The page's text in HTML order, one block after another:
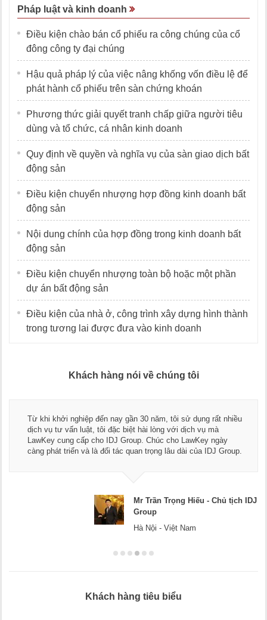
Pháp luật và kinh doanh
Điều kiện chào bán cổ phiếu ra công chúng của cổ
đông công ty đại chúng
Hậu quả pháp lý của việc nâng khống vốn điều lệ để
phát hành cổ phiếu trên sàn chứng khoán
Phương thức giải quyết tranh chấp giữa người tiêu
dùng và tổ chức, cá nhân kinh doanh
Quy định về quyền và nghĩa vụ của sàn giao dịch bất
động sản
Điều kiện chuyển nhượng hợp đồng kinh doanh bất
động sản
Nội dung chính của hợp đồng trong kinh doanh bất
động sản
Điều kiện chuyển nhượng toàn bộ hoặc một phần
dự án bất động sản
Điều kiện của nhà ở, công trình xây dựng hình thành
trong tương lai được đưa vào kinh doanh
Khách hàng nói về chúng tôi
đến nay gần 30 năm, tôi sử dụng rất nhiều
tôi đặc biệt hài lòng với dịch vụ mà
cho IDJ Group. Chúc cho LawKey ngày
là đối tác quan trọng lâu dài của IDJ Group.
Mr Trần Trọng Hiếu - Chủ tịch IDJ
Thay mặt
ngũ luật sư,
dụng dịch vụ
Chúc các bạn
Khách hàng tiêu biểu